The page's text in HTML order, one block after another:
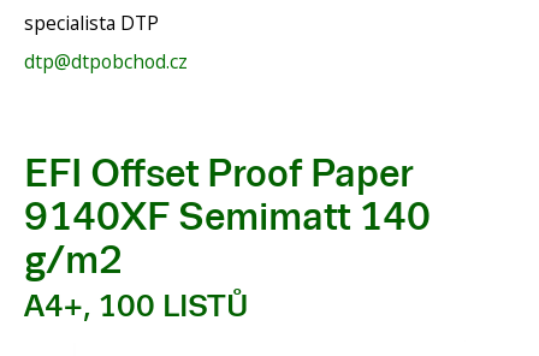
specialista DTP
dtp@dtpobchod.cz
EFI Offset Proof Paper
9140XF Semimatt 140
g/m2
A4+, 100 LISTŮ